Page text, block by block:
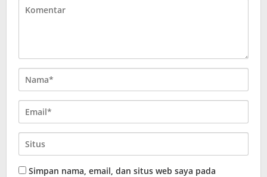
Simpan nama, email, dan situs web saya pada